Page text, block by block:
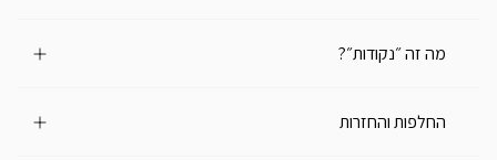
מה זה ״נקודות״?
החלפות והחזרות